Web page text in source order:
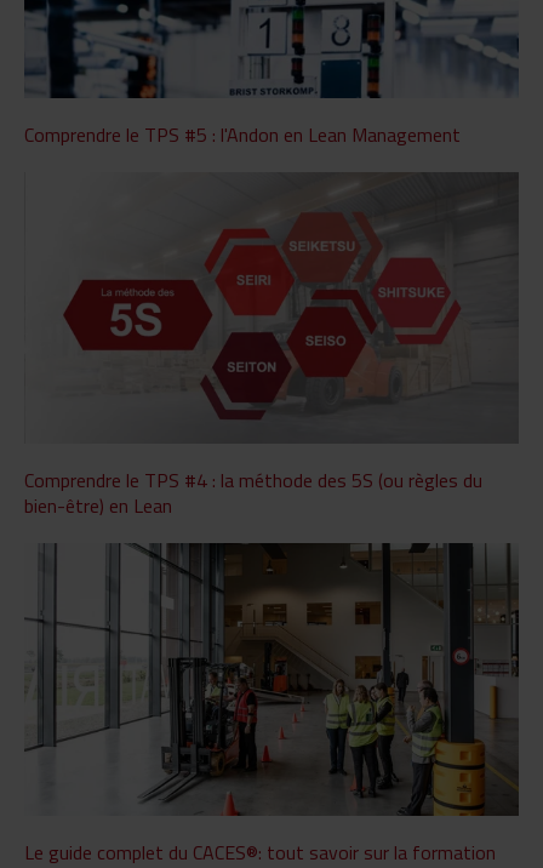
Comprendre le TPS #5 : l'Andon en Lean Management
Comprendre le TPS #4 : la méthode des 5S (ou règles du
bien-être) en Lean
Le guide complet du CACES®: tout savoir sur la formation